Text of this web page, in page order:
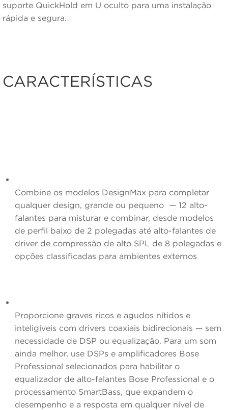
suporte QuickHold em U oculto para uma instalação
rápida e segura.
CARACTERÍSTICAS
Combine os modelos DesignMax para completar
qualquer design, grande ou pequeno — 12 alto-
falantes para misturar e combinar, desde modelos
de perfil baixo de 2 polegadas até alto-falantes de
driver de compressão de alto SPL de 8 polegadas e
opções classificadas para ambientes externos
Proporcione graves ricos e agudos nítidos e
inteligíveis com drivers coaxiais bidirecionais — sem
necessidade de DSP ou equalização. Para um som
ainda melhor, use DSPs e amplificadores Bose
Professional selecionados para habilitar o
equalizador de alto-falantes Bose Professional e o
processamento SmartBass, que expandem o
desempenho e a resposta em qualquer nível de